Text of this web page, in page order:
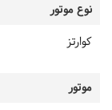
نوع موتور
کوارتز
موتور